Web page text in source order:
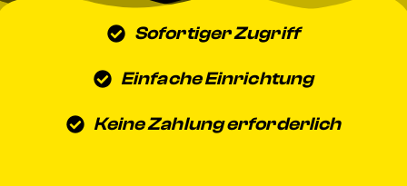
Sofortiger Zugriff
Einfache Einrichtung
Keine Zahlung erforderlich